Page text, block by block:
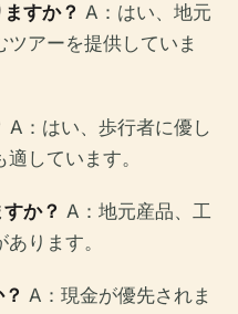
すか？ A：はい、地元
アーを提供していま
A：はい、歩行者に優し
しています。
か？ A：地元産品、工
ります。
A：現金が優先されま